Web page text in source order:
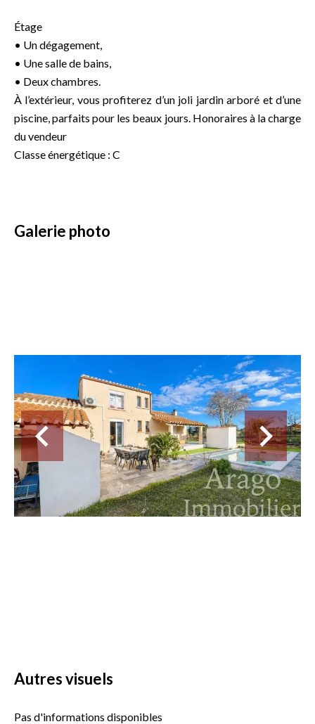
Étage
• Un dégagement,
• Une salle de bains,
• Deux chambres.
À l’extérieur, vous profiterez d’un joli jardin arboré et d’une
piscine, parfaits pour les beaux jours. Honoraires à la charge
du vendeur
Classe énergétique : C
Galerie photo
Autres visuels
Pas d'informations disponibles